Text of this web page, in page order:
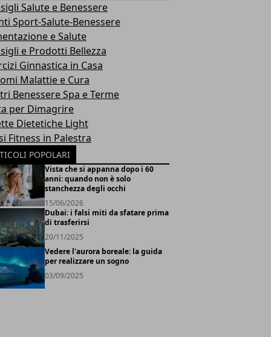
Salute e Benessere
Sport-Salute-Benessere
e Salute
e Prodotti Bellezza
Ginnastica in Casa
Malattie e Cura
Benessere Spa e Terme
per Dimagrire
Dietetiche Light
Fitness in Palestra
POPOLARI
Vista che si appanna dopo i 60
anni: quando non è solo
stanchezza degli occhi
15/06/2026
Dubai: i falsi miti da sfatare prima
di trasferirsi
20/11/2025
Vedere l'aurora boreale: la guida
per realizzare un sogno
03/09/2025